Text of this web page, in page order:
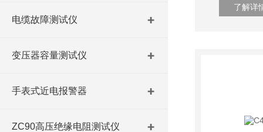
电缆故障测试仪
变压器容量测试仪
手表式近电报警器
ZC90高压绝缘电阻测试仪
了解详